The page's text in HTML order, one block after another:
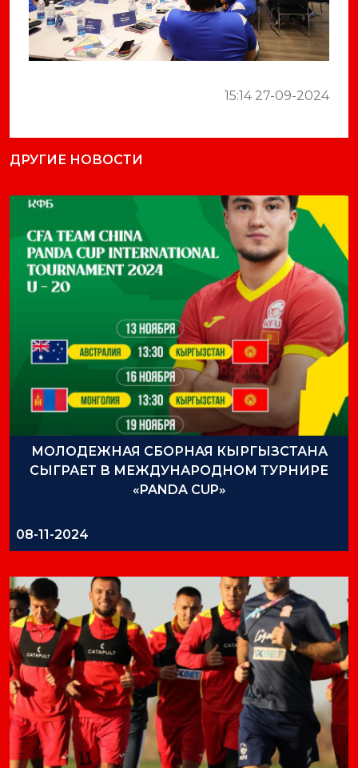
МОЛОДЕЖНАЯ СБОРНАЯ КЫРГЫЗСТАНА
СЫГРАЕТ В МЕЖДУНАРОДНОМ ТУРНИРЕ